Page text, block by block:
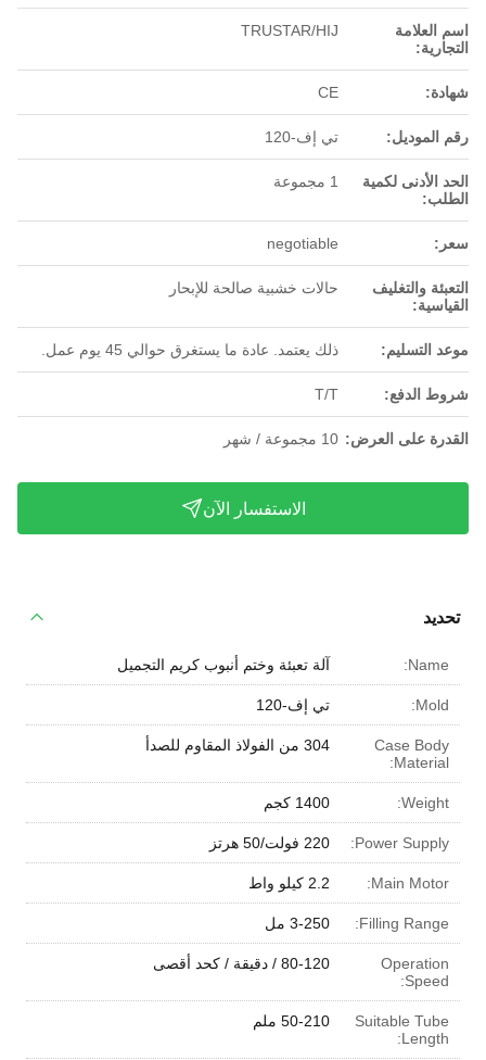
اسم العلامة
التجارية:
TRUSTAR/HIJ
شهادة: CE
رقم الموديل: تي إف-120
الحد الأدنى لكمية
الطلب:
1 مجموعة
سعر: negotiable
التعبئة والتغليف
القياسية:
حالات خشبية صالحة للإبحار
موعد التسليم: ذلك يعتمد. عادة ما يستغرق حوالي 45 يوم عمل.
شروط الدفع: T/T
القدرة على العرض: 10 مجموعة / شهر
الاستفسار الآن
تحديد
Name: آلة تعبئة وختم أنبوب كريم التجميل
Mold: تي إف-120
Case Body
Material:
304 من الفولاذ المقاوم للصدأ
Weight: 1400 كجم
Power Supply: 220 فولت/50 هرتز
Main Motor: 2.2 كيلو واط
Filling Range: 3-250 مل
Operation
Speed:
80-120 / دقيقة / كحد أقصى
Suitable Tube
Length:
50-210 ملم